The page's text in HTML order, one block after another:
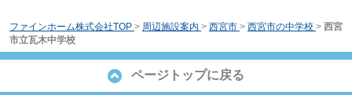
ファインホーム株式会社TOP > 周辺施設案内 > 西宮市 > 西宮市の中学校 > 西宮
市立瓦木中学校
ページトップに戻る